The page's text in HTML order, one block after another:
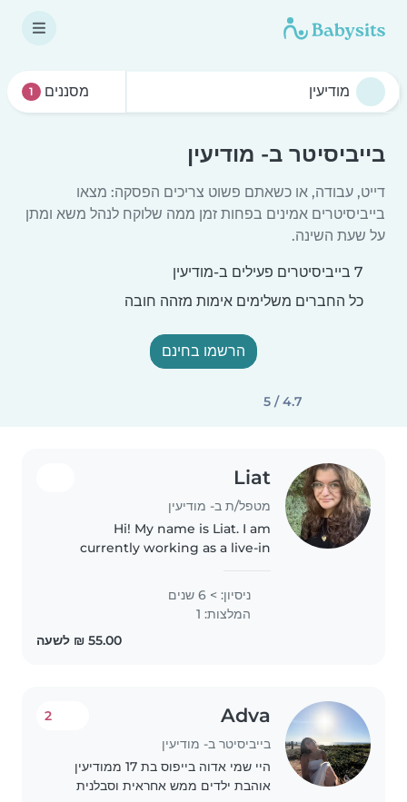
מסננים 1
בייביסיטר ב- מודיעין
דייט, עבודה, או כשאתם פשוט צריכים הפסקה: מצאו
בייביסיטרים אמינים בפחות זמן ממה שלוקח לנהל משא ומתן
על שעת השינה.
7 בייביסיטרים פעילים ב-מודיעין
כל החברים משלימים אימות מזהה חובה
הרשמו בחינם
4.7 / 5
Liat
מטפל/ת ב- מודיעין
Hi! My name is Liat. I am
currently working as a live-in
another job until I begin Sherut
Leumi at the end of August. I am
ניסיון: > 6 שנים
המלצות: 1
Adva
בייביסיטר ב- מודיעין
2
היי שמי אדוה בייפוס בת 17 ממודיעין
אוהבת ילדים ממש אחראית וסבלנית